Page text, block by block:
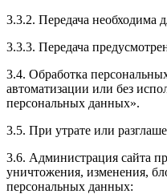
3.3.2. Передача необходима
3.3.3. Передача
3.4. Обработка
автоматизации или без
персональных данных».
3.5. При утрате или
3.6. Администрация сайта
уничтожения, изменения,
персональных данных: